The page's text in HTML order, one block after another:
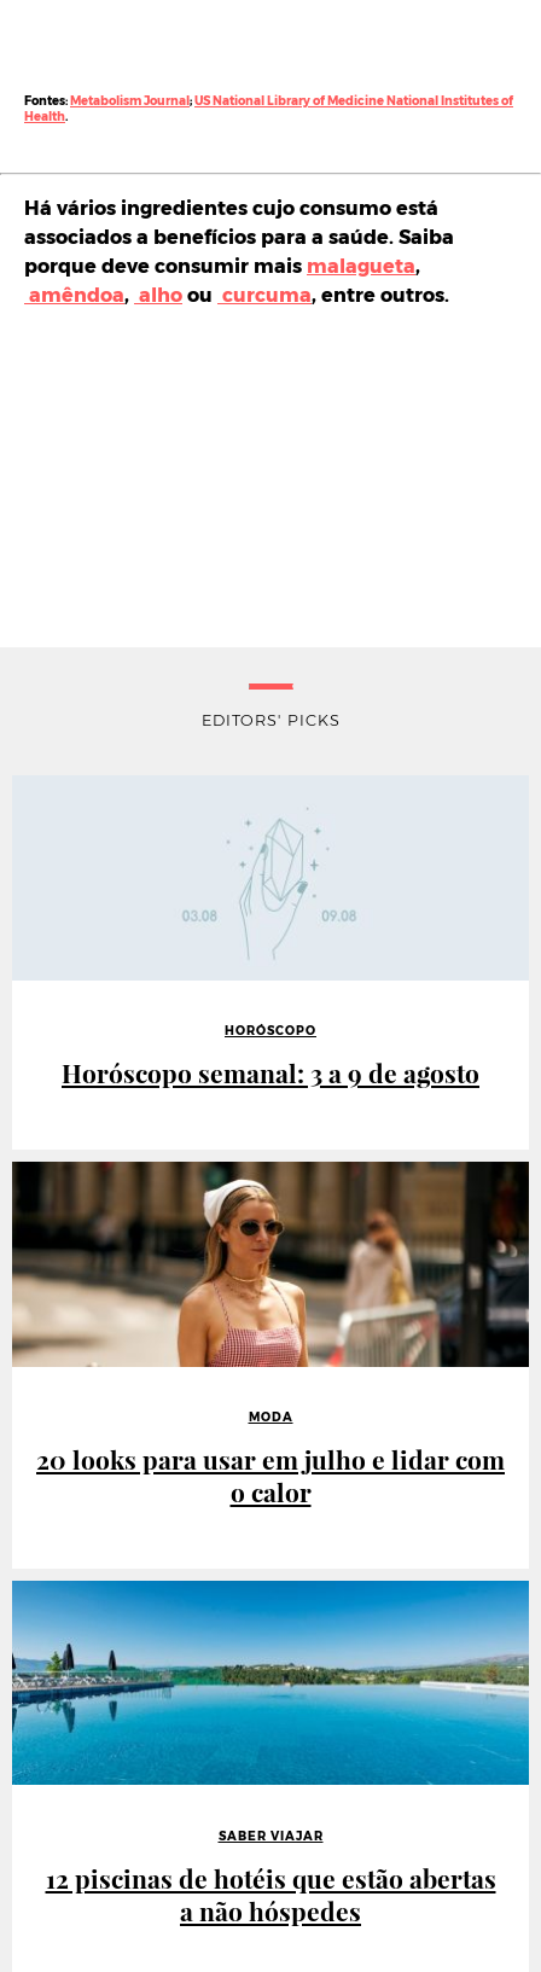
Fontes: Metabolism Journal ;US National Library of Medicine National Institutes of
Health.
Há vários ingredientes cujo consumo está
associados a benefícios para a saúde. Saiba
porque deve consumir mais malagueta,
amêndoa, alho ou curcuma, entre outros.
EDITORS' PICKS
HORÓSCOPO
Horóscopo semanal: 3 a 9 de agosto
MODA
20 looks para usar em julho e lidar com
o calor
SABER VIAJAR
12 piscinas de hotéis que estão abertas
a não hóspedes